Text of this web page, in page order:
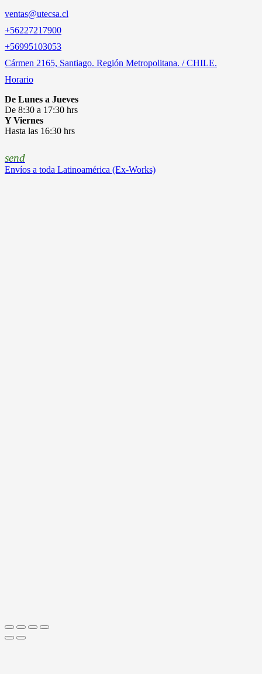
ventas@utecsa.cl
+56227217900
‎+56995103053
Cármen 2165, Santiago. Región Metropolitana. / CHILE.
Horario
De Lunes a Jueves
De 8:30 a 17:30 hrs
Y Viernes
Hasta las 16:30 hrs
send
Envíos a toda Latinoamérica (Ex-Works)